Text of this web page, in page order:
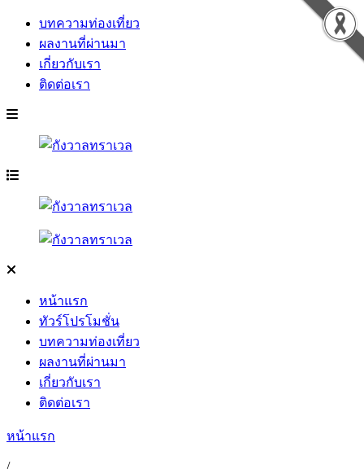
บทความท่องเที่ยว
ผลงานที่ผ่านมา
เกี่ยวกับเรา
ติดต่อเรา
หน้าแรก
ทัวร์โปรโมชั่น
บทความท่องเที่ยว
ผลงานที่ผ่านมา
เกี่ยวกับเรา
ติดต่อเรา
หน้าแรก
/